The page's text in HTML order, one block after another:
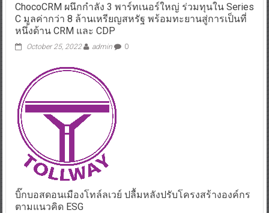
ChocoCRM ผนึกกำลัง 3 พาร์ทเนอร์ใหญ่ ร่วมทุนใน Series
C มูลค่ากว่า 8 ล้านเหรียญสหรัฐ พร้อมทะยานสู่การเป็นที่
หนึ่งด้าน CRM และ CDP
October 25, 2022 admin 0
บิ๊กบอสดอนเมืองโทล์ลเวย์ ปลื้มหลังปรับโครงสร้างองค์กร
ตามแนวคิด ESG